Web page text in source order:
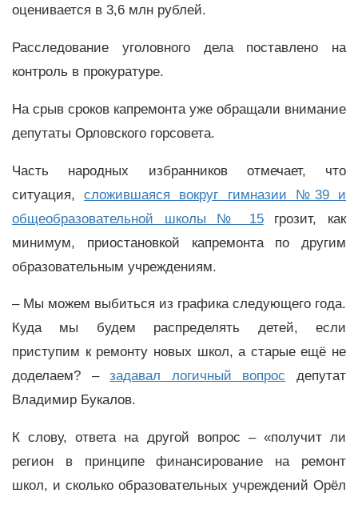
оценивается в 3,6 млн рублей.
Расследование уголовного дела поставлено на
контроль в прокуратуре.
На срыв сроков капремонта уже обращали внимание
депутаты Орловского горсовета.
Часть народных избранников отмечает, что
ситуация,сложившаяся вокруг гимназии №39 и
общеобразовательной школы № 15грозит, как
минимум, приостановкой капремонта по другим
образовательным учреждениям.
– Мы можем выбиться из графика следующего года.
Куда мы будем распределять детей, если
приступим к ремонту новых школ, а старые ещё не
доделаем? –задавал логичный вопрос депутат
Владимир Букалов.
К слову, ответа на другой вопрос – «получит ли
регион в принципе финансирование на ремонт
школ, и сколько образовательных учреждений Орёл